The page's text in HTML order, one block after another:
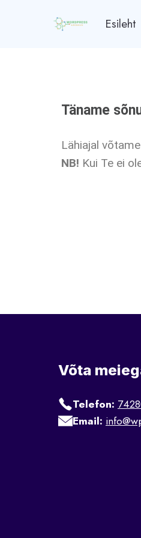
Esileht
Täname
Lähiajal
NB! Kui Te ei
Võta
Telefon:
Email: